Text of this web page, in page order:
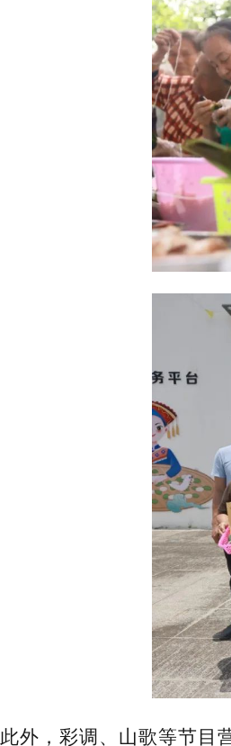
此外，彩调、山歌等节目